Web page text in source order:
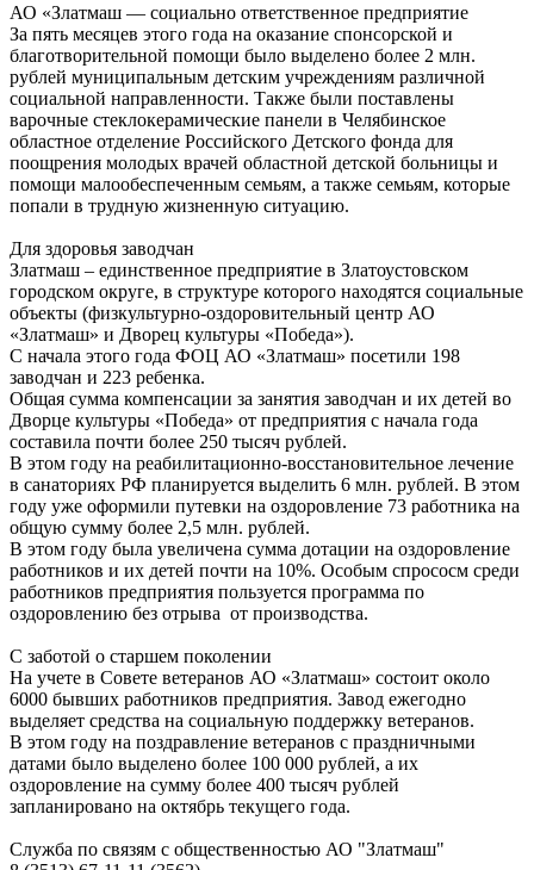
АО «Златмаш — социально ответственное предприятие
За пять месяцев этого года на оказание спонсорской и
благотворительной помощи было выделено более 2 млн.
рублей муниципальным детским учреждениям различной
социальной направленности. Также были поставлены
варочные стеклокерамические панели в Челябинское
областное отделение Российского Детского фонда для
поощрения молодых врачей областной детской больницы и
помощи малообеспеченным семьям, а также семьям, которые
попали в трудную жизненную ситуацию.
Для здоровья заводчан
Златмаш – единственное предприятие в Златоустовском
городском округе, в структуре которого находятся социальные
объекты (физкультурно-оздоровительный центр АО
«Златмаш» и Дворец культуры «Победа»).
С начала этого года ФОЦ АО «Златмаш» посетили 198
заводчан и 223 ребенка.
Общая сумма компенсации за занятия заводчан и их детей во
Дворце культуры «Победа» от предприятия с начала года
составила почти более 250 тысяч рублей.
В этом году на реабилитационно-восстановительное лечение
в санаториях РФ планируется выделить 6 млн. рублей. В этом
году уже оформили путевки на оздоровление 73 работника на
общую сумму более 2,5 млн. рублей.
В этом году была увеличена сумма дотации на оздоровление
работников и их детей почти на 10%. Особым спрососм среди
работников предприятия пользуется программа по
оздоровлению без отрыва от производства.
С заботой о старшем поколении
На учете в Совете ветеранов АО «Златмаш» состоит около
6000 бывших работников предприятия. Завод ежегодно
выделяет средства на социальную поддержку ветеранов.
В этом году на поздравление ветеранов с праздничными
датами было выделено более 100 000 рублей, а их
оздоровление на сумму более 400 тысяч рублей
запланировано на октябрь текущего года.
Служба по связям с общественностью АО "Златмаш"